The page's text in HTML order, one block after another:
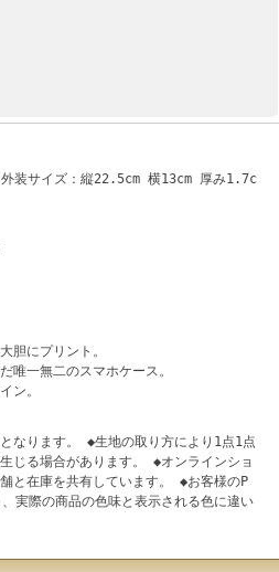
装サイズ：縦22.5cm 横13cm 厚み1.7c
胆にプリント。
唯一無二のスマホケース。
ン。
なります。 ◆生地の取り方により1点1点
じる場合があります。 ◆オンラインショ
と在庫を共有しています。 ◆お客様のP
実際の商品の色味と表示される色に違い